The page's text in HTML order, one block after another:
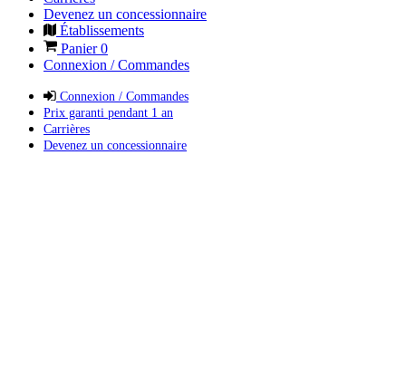
Devenez un concessionnaire
Établissements
Panier0
Connexion / Commandes
Connexion / Commandes
Prix garanti pendant 1 an
Carrières
Devenez un concessionnaire